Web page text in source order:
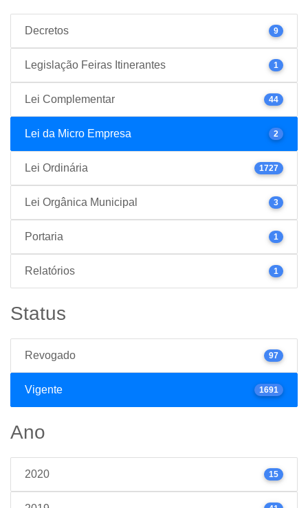
Decretos 9
Legislação Feiras Itinerantes 1
Lei Complementar 44
Lei da Micro Empresa 2
Lei Ordinária 1727
Lei Orgânica Municipal 3
Portaria 1
Relatórios 1
Status
Revogado 97
Vigente 1691
Ano
2020 15